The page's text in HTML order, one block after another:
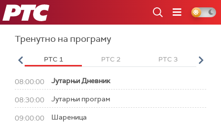
РТС
Тренутно на програму
РТС 1 РТС 2 РТС 3
08:00:00 Јутарњи Дневник
08:30:00 Јутарњи програм
09:00:00 Шареница